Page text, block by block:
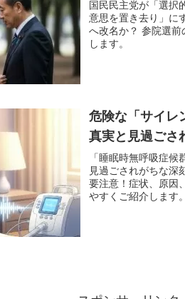
国民民主党が「選択
意思を置き去り」に
へ改名か？ 参院選
します。
危険な「サイレ
真実と見過ごさ
「睡眠時無呼吸症候
見過ごされがちな深
要注意！症状、原因
やすくご紹介します。